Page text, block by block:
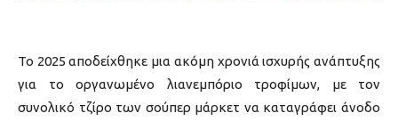
Το 2025 αποδείχθηκε μια ακόμη χρονιά ισχυρής ανάπτυξης
για το οργανωμένο λιανεμπόριο τροφίμων, με τον
συνολικό τζίρο των σούπερ μάρκετ να καταγράφει άνοδο